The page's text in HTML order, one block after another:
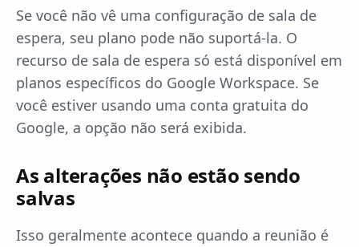
Se você não vê uma configuração de sala de
espera, seu plano pode não suportá-la. O
recurso de sala de espera só está disponível em
planos específicos do Google Workspace. Se
você estiver usando uma conta gratuita do
Google, a opção não será exibida.
As alterações não estão sendo
salvas
Isso geralmente acontece quando a reunião é